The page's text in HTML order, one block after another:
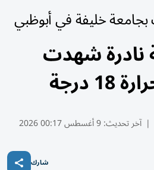
خليفة في أبوظبي
نادرة شهدت
درجة
| آخر تحديث:9 أغسطس 00:17 2026
شارك